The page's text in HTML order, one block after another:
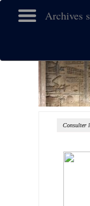
Archives
Consulter